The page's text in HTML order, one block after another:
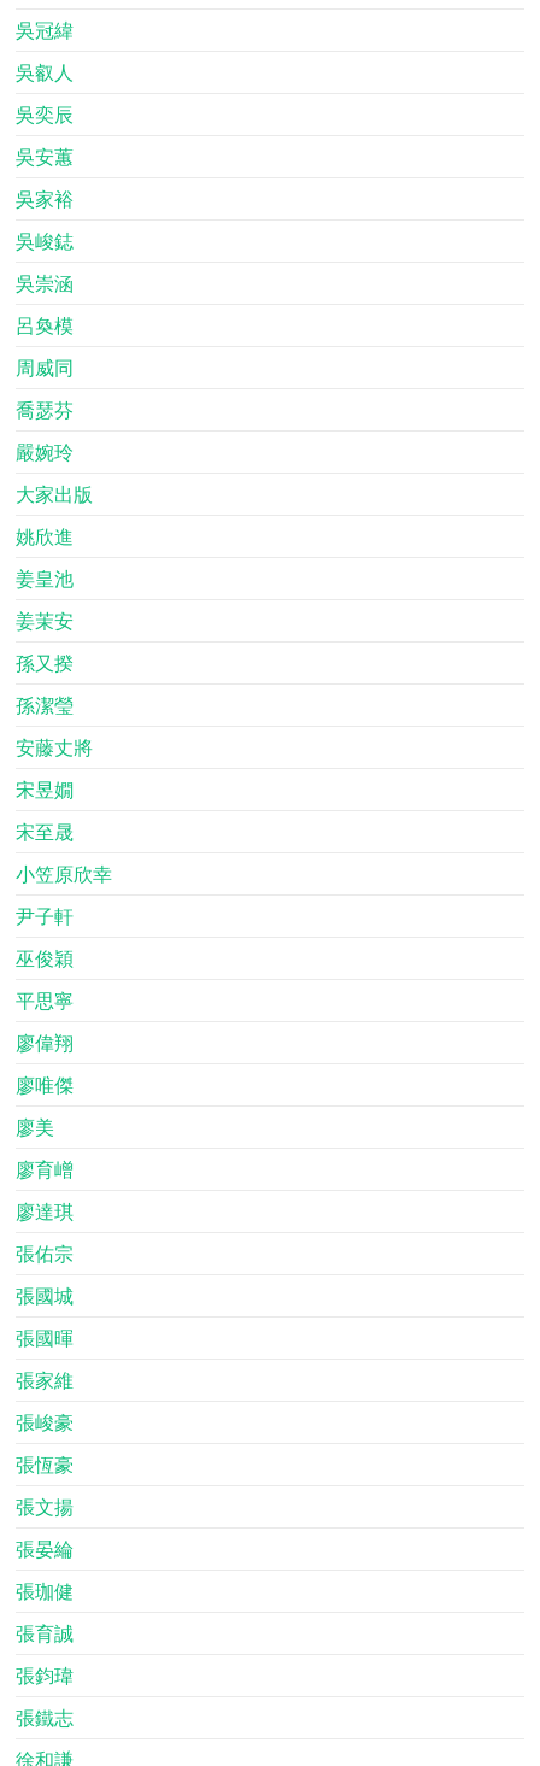
吳冠緯
吳叡人
吳奕辰
吳安蕙
吳家裕
吳峻鋕
吳崇涵
呂奐模
周威同
喬瑟芬
嚴婉玲
大家出版
姚欣進
姜皇池
姜茉安
孫又揆
孫潔瑩
安藤丈將
宋昱嫺
宋至晟
小笠原欣幸
尹子軒
巫俊穎
平思寧
廖偉翔
廖唯傑
廖美
廖育嶒
廖達琪
張佑宗
張國城
張國暉
張家維
張峻豪
張恆豪
張文揚
張晏綸
張珈健
張育誠
張鈞瑋
張鐵志
徐和謙